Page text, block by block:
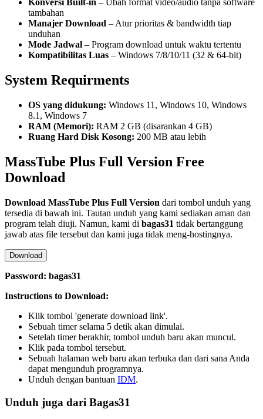
Konversi Built-in – Ubah format video/audio tanpa software
tambahan
Manajer Download – Atur prioritas & bandwidth tiap
unduhan
Mode Jadwal – Program download untuk waktu tertentu
Kompatibilitas Luas – Windows 7/8/10/11 (32 & 64-bit)
System Requirments
OS yang didukung: Windows 11, Windows 10, Windows
8.1, Windows 7
RAM (Memori): RAM 2 GB (disarankan 4 GB)
Ruang Hard Disk Kosong: 200 MB atau lebih
MassTube Plus Full Version Free
Download
Download MassTube Plus Full Version dari tombol unduh yang
tersedia di bawah ini. Tautan unduh yang kami sediakan aman dan
program telah diuji. Namun, kami di bagas31 tidak bertanggung
jawab atas file tersebut dan kami juga tidak meng-hostingnya.
Download
Password: bagas31
Instructions to Download:
Klik tombol 'generate download link'.
Sebuah timer selama 5 detik akan dimulai.
Setelah timer berakhir, tombol unduh baru akan muncul.
Klik pada tombol tersebut.
Sebuah halaman web baru akan terbuka dan dari sana Anda
dapat mengunduh programnya.
Unduh dengan bantuan IDM.
Unduh juga dari Bagas31